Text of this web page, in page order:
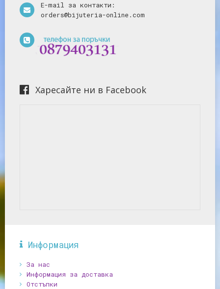
E-mail за контакти:
orders@bijuteria-online.com
Харесайте ни в Facebook
Информация
За нас
Информация за доставка
Отстъпки